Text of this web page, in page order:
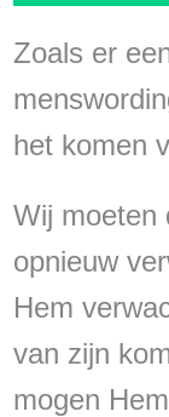
Zoals er
het komen
Wij moeten
opnieuw
Hem
van zijn
mogen